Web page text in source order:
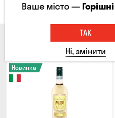
товари Пиво Сидр
Новинка
Ваше місто —
ТАК
Ні, змінити